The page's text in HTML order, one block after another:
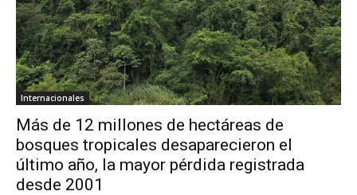
Internacionales
Más de 12 millones de hectáreas de
bosques tropicales desaparecieron el
último año, la mayor pérdida registrada
desde 2001